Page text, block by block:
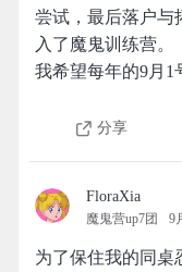
尝试，最后落户与
入了魔鬼训练营。
我希望每年的9月1
分享
FloraXia
魔鬼营up7团 9
为了保住我的同桌